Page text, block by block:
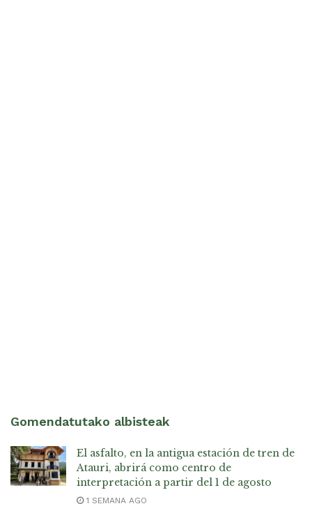
Gomendatutako albisteak
El asfalto, en la antigua estación de tren de
Atauri, abrirá como centro de
interpretación a partir del 1 de agosto
1 SEMANA AGO